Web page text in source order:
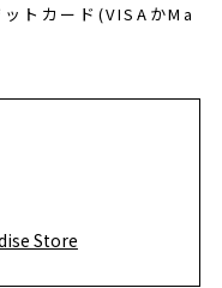
トカード(VISAかMa
Store